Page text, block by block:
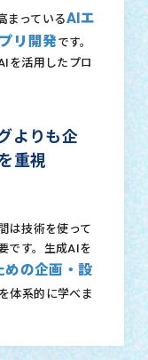
まっているAIエ
リ開発です。
を活用したプロ
よりも企
重視
は技術を使って
です。生成AIを
めの企画・設
を体系的に学べま